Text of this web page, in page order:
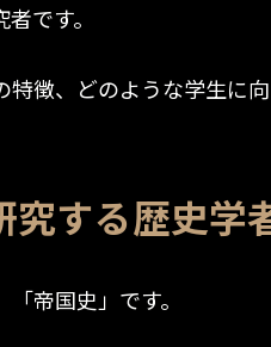
です。
徴、どのような学生に
究する歴史学
帝国史」です。